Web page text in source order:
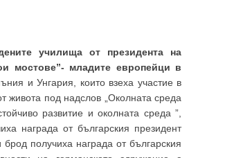
училища от президента на
мостове”- младите европейци в
и Унгария, които взеха участие в
живота под надслов „Околната среда
развитие и околната среда ”,
награда от българския президент
получиха награда от българския